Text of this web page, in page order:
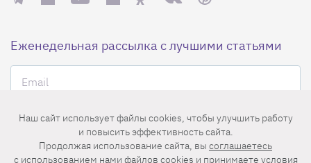
Еженедельная рассылка с лучшими статьями
Нажимая на кнопку «Подписаться», вы принимаете условия
Наш сайт использует файлы cookies, чтобы улучшить работу
и повысить эффективность сайта.
Продолжая использование сайта, вы соглашаетесь
c использованием нами файлов cookies и принимаете условия